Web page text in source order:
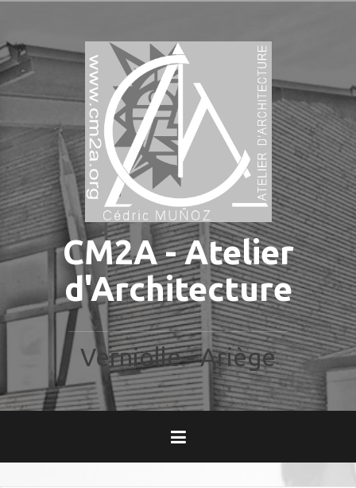
contenu
principal
CM2A - Atelier
d'Architecture
Verniolle - Ariège